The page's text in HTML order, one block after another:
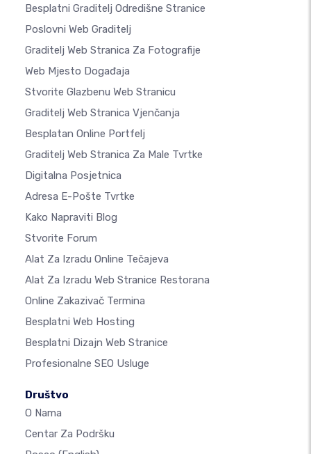
Besplatni Graditelj Odredišne Stranice
Poslovni Web Graditelj
Graditelj Web Stranica Za Fotografije
Web Mjesto Događaja
Stvorite Glazbenu Web Stranicu
Graditelj Web Stranica Vjenčanja
Besplatan Online Portfelj
Graditelj Web Stranica Za Male Tvrtke
Digitalna Posjetnica
Adresa E-Pošte Tvrtke
Kako Napraviti Blog
Stvorite Forum
Alat Za Izradu Online Tečajeva
Alat Za Izradu Web Stranice Restorana
Online Zakazivač Termina
Besplatni Web Hosting
Besplatni Dizajn Web Stranice
Profesionalne SEO Usluge
Društvo
O Nama
Centar Za Podršku